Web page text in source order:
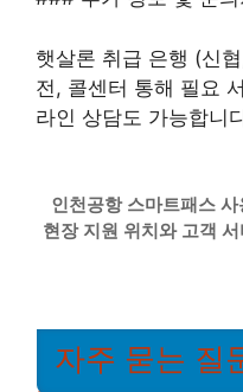
햇살론 취급 은행 (신
전, 콜센터 통해 필요
라인 상담도 가능합니
인천공항 스마트패스
현장 지원 위치와 고객
자주 묻는 질